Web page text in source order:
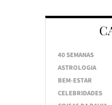
40 SEMANAS
ASTROLOGIA
BEM-ESTAR
CELEBRIDADES